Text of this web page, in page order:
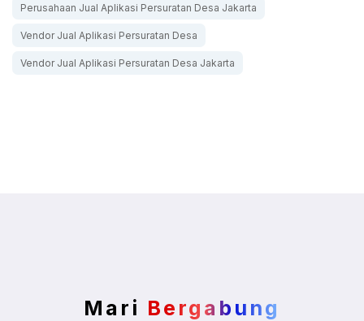
Perusahaan Jual Aplikasi Persuratan Desa Jakarta
Vendor Jual Aplikasi Persuratan Desa
Vendor Jual Aplikasi Persuratan Desa Jakarta
Mari Bergabung